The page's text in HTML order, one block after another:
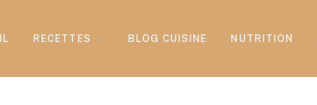
RECETTES BLOG CUISINE NUTRITION